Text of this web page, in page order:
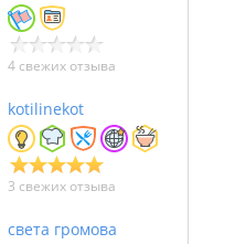
4 свежих отзыва
kotilinekot
3 свежих отзыва
света громова